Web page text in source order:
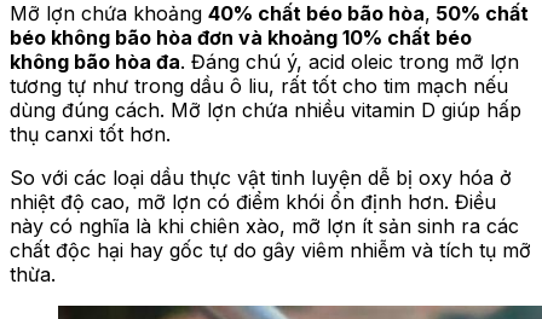
Mỡ lợn chứa khoảng 40% chất béo bão hòa, 50% chất
béo không bão hòa đơn và khoảng 10% chất béo
không bão hòa đa. Đáng chú ý, acid oleic trong mỡ lợn
tương tự như trong dầu ô liu, rất tốt cho tim mạch nếu
dùng đúng cách. Mỡ lợn chứa nhiều vitamin D giúp hấp
thụ canxi tốt hơn.
So với các loại dầu thực vật tinh luyện dễ bị oxy hóa ở
nhiệt độ cao, mỡ lợn có điểm khói ổn định hơn. Điều
này có nghĩa là khi chiên xào, mỡ lợn ít sản sinh ra các
chất độc hại hay gốc tự do gây viêm nhiễm và tích tụ mỡ
thừa.